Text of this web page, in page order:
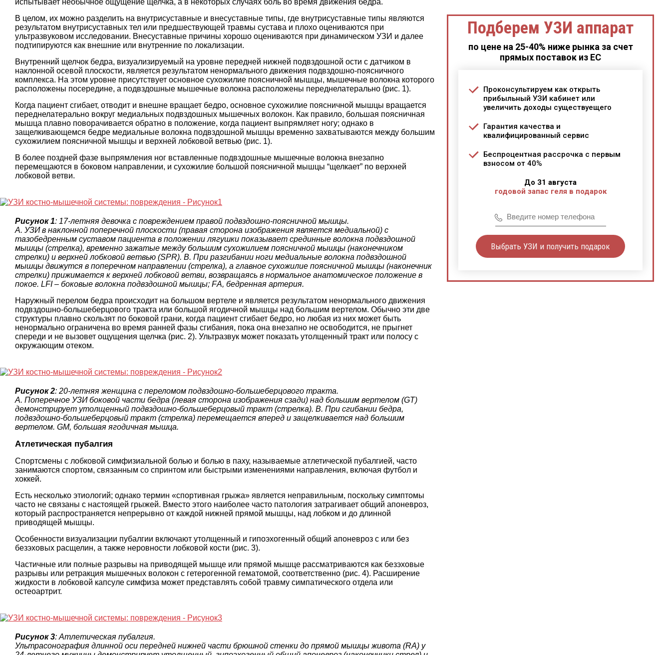
В целом, их можно разделить на внутрисуставные и внесуставные типы, где внутрисуставные типы являются
результатом внутрисуставных тел или предшествующей травмы сустава и плохо оцениваются при
ультразвуковом исследовании. Внесуставные причины хорошо оцениваются при динамическом УЗИ и далее
подтипируются как внешние или внутренние по локализации.
Внутренний щелчок бедра, визуализируемый на уровне передней нижней подвздошной ости с датчиком в
наклонной осевой плоскости, является результатом ненормального движения подвздошно-поясничного
комплекса. На этом уровне присутствует основное сухожилие поясничной мышцы, мышечные волокна которого
расположены посередине, а подвздошные мышечные волокна расположены переднелатерально (рис. 1).
Когда пациент сгибает, отводит и внешне вращает бедро, основное сухожилие поясничной мышцы вращается
переднелатерально вокруг медиальных подвздошных мышечных волокон. Как правило, большая поясничная
мышца плавно поворачивается обратно в положение, когда пациент выпрямляет ногу; однако в
защелкивающемся бедре медиальные волокна подвздошной мышцы временно захватываются между большим
сухожилием поясничной мышцы и верхней лобковой ветвью (рис. 1).
В более поздней фазе выпрямления ног вставленные подвздошные мышечные волокна внезапно
перемещаются в боковом направлении, и сухожилие большой поясничной мышцы “щелкает” по верхней
лобковой ветви.
Рисунок 1: 17-летняя девочка с повреждением правой подвздошно-поясничной мышцы.
А. УЗИ в наклонной поперечной плоскости (правая сторона изображения является медиальной) с
тазобедренным суставом пациента в положении лягушки показывает срединные волокна подвздошной
мышцы (стрелка), временно зажатые между большим сухожилием поясничной мышцы (наконечником
стрелки) и верхней лобковой ветвью (SPR). B. При разгибании ноги медиальные волокна подвздошной
мышцы движутся в поперечном направлении (стрелка), а главное сухожилие поясничной мышцы (наконечник
стрелки) прижимается к верхней лобковой ветви, возвращаясь в нормальное анатомическое положение в
покое. LFI – боковые волокна подвздошной мышцы; FА, бедренная артерия.
Наружный перелом бедра происходит на большом вертеле и является результатом ненормального движения
подвздошно-большеберцового тракта или большой ягодичной мышцы над большим вертелом. Обычно эти две
структуры плавно скользят по боковой грани, когда пациент сгибает бедро, но любая из них может быть
ненормально ограничена во время ранней фазы сгибания, пока она внезапно не освободится, не прыгнет
спереди и не вызовет ощущения щелчка (рис. 2). Ультразвук может показать утолщенный тракт или полосу с
окружающим отеком.
Рисунок 2: 20-летняя женщина с переломом подвздошно-большеберцового тракта.
А. Поперечное УЗИ боковой части бедра (левая сторона изображения сзади) над большим вертелом (GT)
демонстрирует утолщенный подвздошно-большеберцовый тракт (стрелка). B. При сгибании бедра,
подвздошно-большеберцовый тракт (стрелка) перемещается вперед и защелкивается над большим
вертелом. GM, большая ягодичная мышца.
Атлетическая пубалгия
Спортсмены с лобковой симфизиальной болью и болью в паху, называемые атлетической пубалгией, часто
занимаются спортом, связанным со спринтом или быстрыми изменениями направления, включая футбол и
хоккей.
Есть несколько этиологий; однако термин «спортивная грыжа» является неправильным, поскольку симптомы
часто не связаны с настоящей грыжей. Вместо этого наиболее часто патология затрагивает общий апоневроз,
который распространяется непрерывно от каждой нижней прямой мышцы, над лобком и до длинной
приводящей мышцы.
Особенности визуализации пубалгии включают утолщенный и гипоэхогенный общий апоневроз с или без
безэховых расщелин, а также неровности лобковой кости (рис. 3).
Частичные или полные разрывы на приводящей мышце или прямой мышце рассматриваются как безэховые
разрывы или ретракция мышечных волокон с гетерогенной гематомой, соответственно (рис. 4). Расширение
жидкости в лобковой капсуле симфиза может представлять собой травму симпатического отдела или
остеоартрит.
Рисунок 3: Атлетическая пубалгия.
Ультрасонография длинной оси передней нижней части брюшной стенки до прямой мышцы живота (RA) у
Подберем УЗИ аппарат
по цене на 25-40% ниже рынка за счет
прямых поставок из ЕС
Проконсультируем как открыть
прибыльный УЗИ кабинет или
увеличить доходы существуещего
Гарантия качества и
квалифицированный сервис
Беспроцентная рассрочка с первым
взносом от 40%
До 31 августа
годовой запас геля в подарок
Выбрать УЗИ и получить подарок